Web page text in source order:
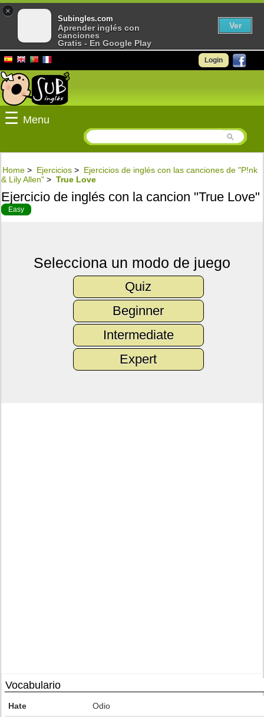
Login
☰ Menu
Home > Ejercicios > Ejercicios de inglés con las canciones de "P!nk
& Lily Allen" > True Love
Ejercicio de inglés con la cancion "True Love"
Easy
Selecciona un modo de juego
Quiz
Beginner
Intermediate
Expert
Vocabulario
Hate Odio
×
Subingles.com
Aprender inglés con
canciones
Gratis - En Google Play
Ver